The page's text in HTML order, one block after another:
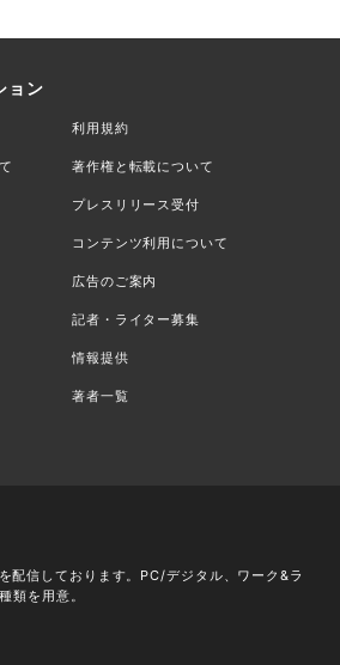
ョン
利用規約
著作権と転載について
プレスリリース受付
コンテンツ利用について
広告のご案内
記者・ライター募集
情報提供
著者一覧
配信しております。PC/デジタル、ワーク&ラ
類を用意。